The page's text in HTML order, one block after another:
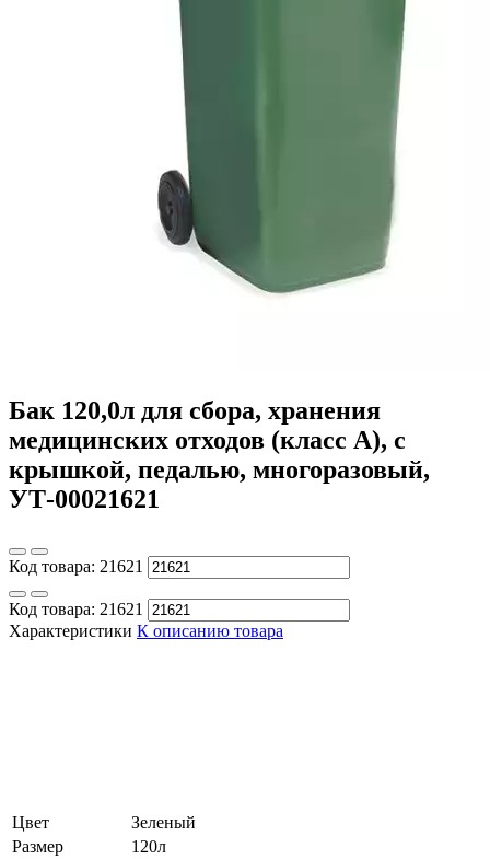
Бак 120,0л для сбора, хранения
медицинских отходов (класс А), с
крышкой, педалью, многоразовый,
УТ-00021621
Код товара: 21621
Код товара: 21621
Характеристики К описанию товара
Цвет
Зеленый
Размер
120л